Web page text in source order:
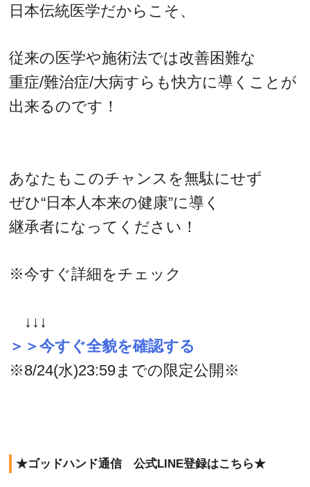
日本伝統医学だからこそ、
従来の医学や施術法では改善困難な
重症/難治症/大病すらも快方に導くことが
出来るのです！
あなたもこのチャンスを無駄にせず
ぜひ“日本人本来の健康”に導く
継承者になってください！
※今すぐ詳細をチェック
↓↓↓
＞＞今すぐ全貌を確認する
※8/24(水)23:59までの限定公開※
★ゴッドハンド通信 公式LINE登録はこちら★